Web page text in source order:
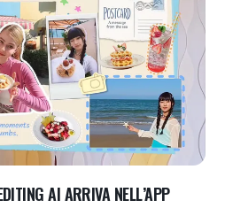
AI ARRIVA NELL’APP